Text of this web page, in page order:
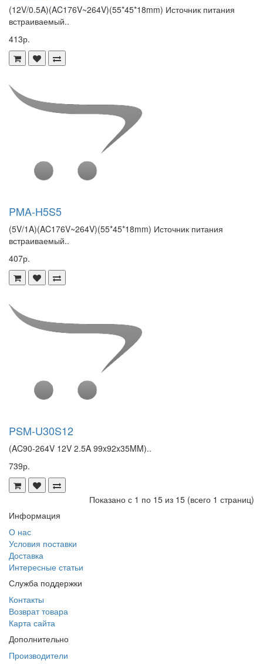
(12V/0.5A)(AC176V~264V)(55*45*18mm) Источник питания
встраиваемый..
413р.
PMA-H5S5
(5V/1A)(AC176V~264V)(55*45*18mm) Источник питания
встраиваемый..
407р.
PSM-U30S12
(AC90-264V 12V 2.5A 99x92x35MM)..
739р.
Показано с 1 по 15 из 15 (всего 1 страниц)
Информация
О нас
Условия поставки
Доставка
Интересные статьи
Служба поддержки
Контакты
Возврат товара
Карта сайта
Дополнительно
Производители